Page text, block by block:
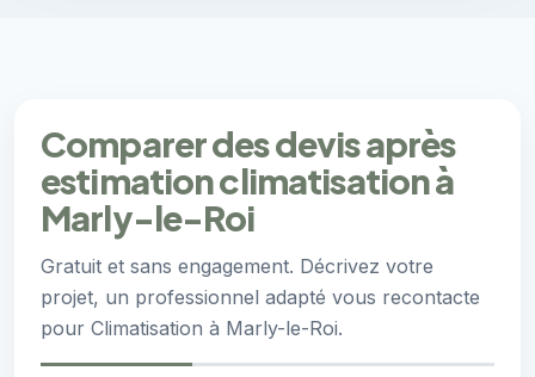
Comparer des devis après
estimation climatisation à
Marly-le-Roi
Gratuit et sans engagement. Décrivez votre
projet, un professionnel adapté vous recontacte
pour Climatisation à Marly-le-Roi.